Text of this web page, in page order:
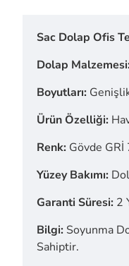
Sac Dolap Ofis
Dolap Malzemesi:
Boyutları:
Ürün Özelliği:
Renk: Gövde
Yüzey Bakımı:
Garanti Süresi: 2
Bilgi: Soyunma
Sahiptir.